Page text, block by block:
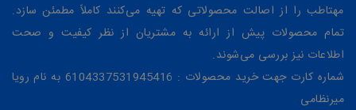
مهتاطب را از اصالت محصولاتی که تهیه می‌کنند کاملاً مطمئن سازد.
تمام محصولات پیش از ارائه به مشتریان از نظر کیفیت و صحت
اطلاعات نیز بررسی می‌شوند.
شماره کارت جهت خرید محصولات : 6104337531945416 به نام رویا
میرنظامی